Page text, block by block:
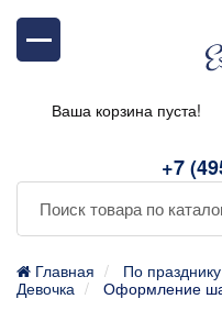
+7
Ваша корзина пуста!
Главная По празднику
Девочка
Оформление